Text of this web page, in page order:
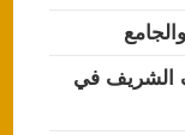
الشريف في